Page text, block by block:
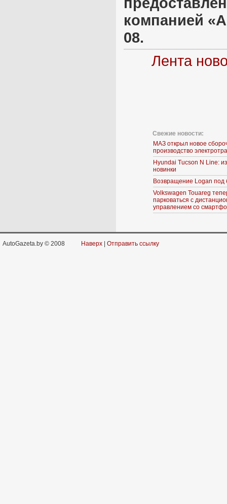
компанией
08.
Лента
Свежие новости:
МАЗ открыл новое
производство
Hyundai Tucson N Line:
новинки
Возвращение Logan под
Volkswagen Touareg
парковаться с
управлением со
AutoGazeta.by © 2008 Наверх Отправить ссылку